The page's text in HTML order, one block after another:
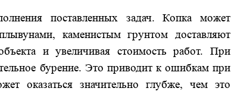
поставленных задач. Копка может
каменистым грунтом доставляют
и увеличивая стоимость работ. При
бурение. Это приводит к ошибкам при
оказаться значительно глубже, чем это